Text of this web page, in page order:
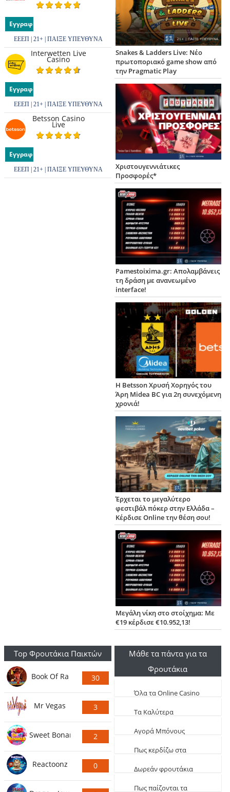
Εγγραφή
ΕΕΕΠ | 21+ | ΠΑΙΞΕ ΥΠΕΥΘΥΝΑ
Interwetten Live
Casino
Εγγραφή
ΕΕΕΠ | 21+ | ΠΑΙΞΕ ΥΠΕΥΘΥΝΑ
Betsson Casino
Live
Εγγραφή
ΕΕΕΠ | 21+ | ΠΑΙΞΕ ΥΠΕΥΘΥΝΑ
Snakes & Ladders Live: Νέο
πρωτοποριακό game show από
την Pragmatic Play
Χριστουγεννιάτικες
Προσφορές*
Pamestoixima.gr: Απολαμβάνεις
τη δράση με ανανεωμένο
interface!
Η Betsson Χρυσή Χορηγός του
Άρη Midea BC για 2η συνεχόμενη
χρονιά!
Έρχεται το μεγαλύτερο
φεστιβάλ πόκερ στην Ελλάδα –
Κέρδισε Online την θέση σου!
Μεγάλη νίκη στο στοίχημα: Με
€19 κέρδισε €10.952,13!
Top Φρουτάκια Παικτών
Book Of Ra
30
Ψήφους
Mr Vegas
3
Ψήφους
Sweet Bonanza
2
Ψήφους
Reactoonz
0
Ψήφους
Μάθε τα πάντα για τα
Φρουτάκια
Όλα τα Online Casino
Live
Τα Καλύτερα
Φρουτάκια (Τα πιο
Aγορά Μπόνους
Φρουτάκια: Τα
Πως κερδίζω στα
φρουτάκια
Δωρεάν φρουτάκια
EGT
Πως παίζονται τα